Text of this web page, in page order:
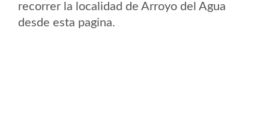
recorrer la localidad de Arroyo del Agua
desde esta pagina.